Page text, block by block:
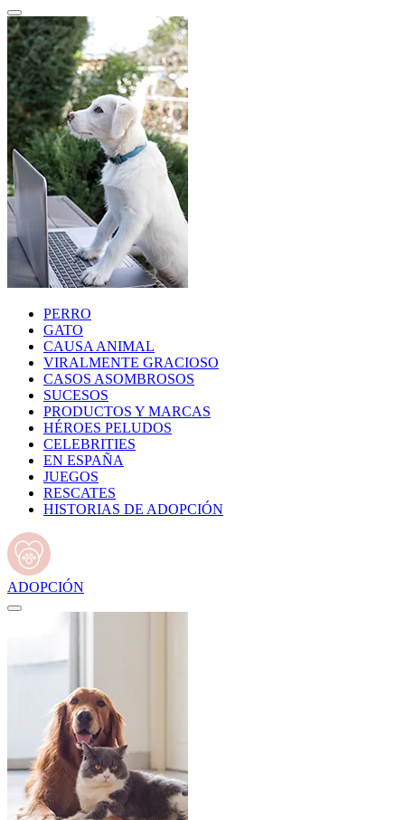
PERRO
GATO
CAUSA ANIMAL
VIRALMENTE GRACIOSO
CASOS ASOMBROSOS
SUCESOS
PRODUCTOS Y MARCAS
HÉROES PELUDOS
CELEBRITIES
EN ESPAÑA
JUEGOS
RESCATES
HISTORIAS DE ADOPCIÓN
ADOPCIÓN